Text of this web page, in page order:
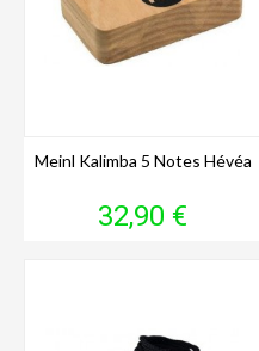
Meinl Kalimba 5 Notes Hévéa
Prix
32,90 €